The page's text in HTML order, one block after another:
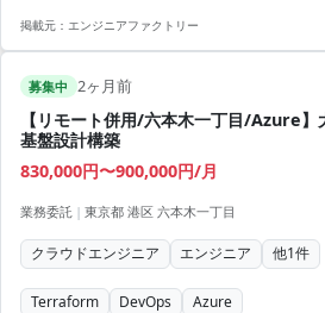
掲載元： エンジニアファクトリー
募集中 2ヶ月前
【リモート併用/六本木一丁目/Azure
基盤設計構築
830,000円〜900,000円/月
業務委託 | 東京都 港区 六本木一丁目
クラウドエンジニア エンジニア 他1件
Terraform DevOps Azure